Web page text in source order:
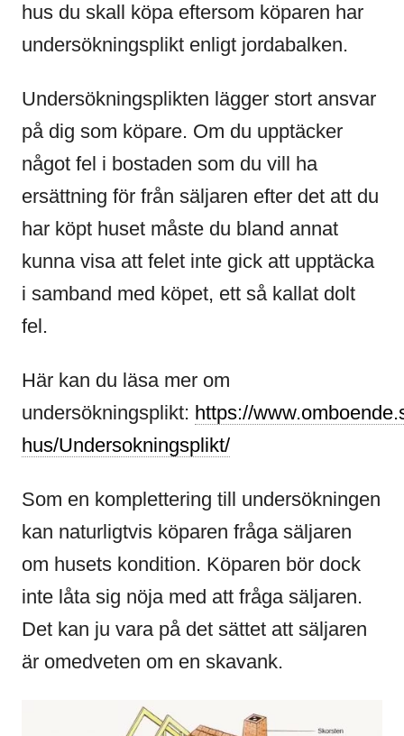
hus du skall köpa eftersom köparen har
undersökningsplikt enligt jordabalken.
Undersökningsplikten lägger stort ansvar
på dig som köpare. Om du upptäcker
något fel i bostaden som du vill ha
ersättning för från säljaren efter det att du
har köpt huset måste du bland annat
kunna visa att felet inte gick att upptäcka
i samband med köpet, ett så kallat dolt
fel.
Här kan du läsa mer om
undersökningsplikt: https://
hus/Undersokningsplikt/
Som en komplettering till undersökningen
kan naturligtvis köparen fråga säljaren
om husets kondition. Köparen bör dock
inte låta sig nöja med att fråga säljaren.
Det kan ju vara på det sättet att säljaren
är omedveten om en skavank.